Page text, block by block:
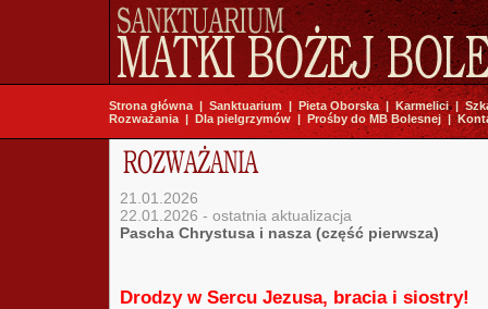
Strona główna | Sanktuarium|Pieta Oborska|Karmelici|
Rozważania | Dla pielgrzymów | Prośby do MB Bolesnej|
21.01.2026
22.01.2026 - ostatnia aktualizacja
Pascha Chrystusa i nasza (część pierwsza)
Drodzy w Sercu Jezusa, bracia i siostry!